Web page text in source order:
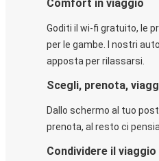
Comfort in viaggio
Goditi il wi-fi gratuito, le
per le gambe. I nostri
apposta per rilassarsi.
Scegli, prenota,
Dallo schermo al tuo
prenota, al resto ci
Condividere il viaggio